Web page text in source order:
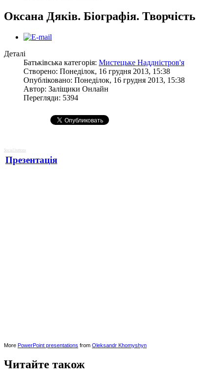
Оксана Дяків. Біографія. Творчість
Деталі
Батьківська категорія: Мистецьке Наддністров'я
Створено: Понеділок, 16 грудня 2013, 15:38
Опубліковано: Понеділок, 16 грудня 2013, 15:38
Автор: Заліщики Онлайн
Перегляди: 5394
Social buttons
Презентація
More PowerPoint presentations from Oleksandr Khomyshyn
Читайте також